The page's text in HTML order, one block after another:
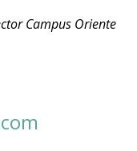
Campus Oriente